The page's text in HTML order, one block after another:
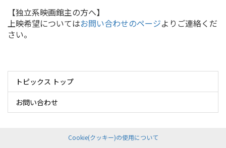
【独立系映画館主の方へ】
上映希望についてはお問い合わせのページよりご連絡くだ
さい。
トピックス トップ
お問い合わせ
Cookie(クッキー)の使用について